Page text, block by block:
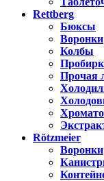
Rettberg
Бюксы
Воронки
Колбы
Прочая
Rötzmeier
Воронки